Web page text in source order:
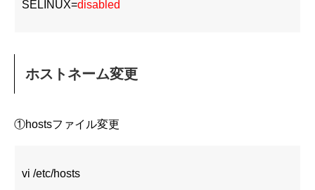
SELINUX=disabled
ホストネーム変更
①hostsファイル変更
vi /etc/hosts